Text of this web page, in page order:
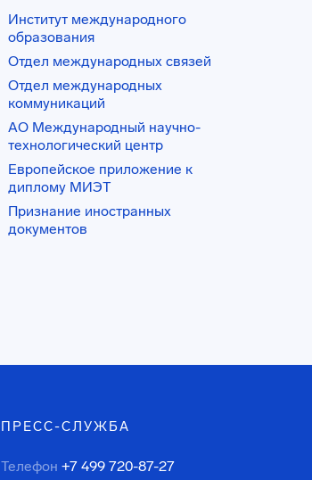
Институт международного
образования
Отдел международных связей
Отдел международных
коммуникаций
АО Международный научно-
технологический центр
Европейское приложение к
диплому МИЭТ
Признание иностранных
документов
ПРЕСС-СЛУЖБА
Телефон +7 499 720-87-27